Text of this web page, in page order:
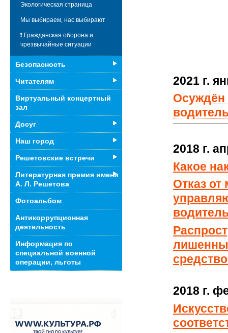
2021 г.
Осуждён
2018 г.
Какое
Отказ
2018 г.
Экологическая страница
Мы выбираем, нас выбирают
❗ Гражданская оборона и
чрезвычайные ситуации
Безопасность
Читателям
Виртуальный концертный
зал
Досуг
Наш город
Решетовские встречи
Литературная премия имени
А. Л. Решетова
Фотоальбом
Антикоррупционная
деятельность
Информация по
специальной военной
операции, льготы